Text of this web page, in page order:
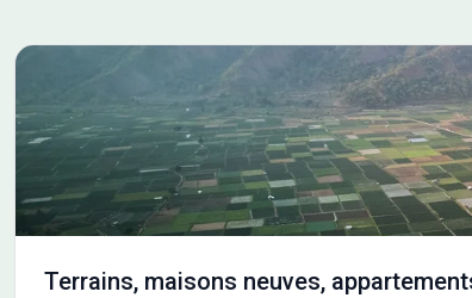
Terrains, maisons neuves,